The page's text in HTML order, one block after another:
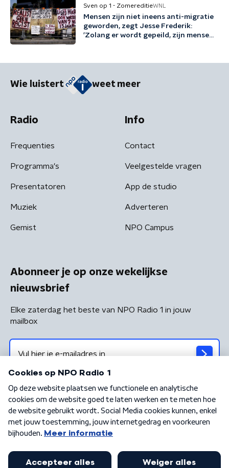
Sven op 1 - ZomereditieWNL
Mensen zijn niet ineens anti-migratie
geworden, zegt Jesse Frederik:
'Zolang er wordt gepeild, zijn mensen
Wie luistert weet meer
Radio
Frequenties
Programma's
Presentatoren
Muziek
Gemist
Info
Contact
Veelgestelde vragen
App de studio
Adverteren
NPO Campus
Abonneer je op onze wekelijkse
nieuwsbrief
Elke zaterdag het beste van NPO Radio 1 in jouw
mailbox
Algemene voorwaarden